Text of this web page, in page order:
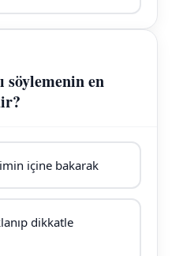
söylemenin en
içine bakarak
dikkatle